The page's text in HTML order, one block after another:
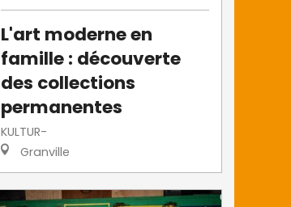
L'art moderne en
famille : découverte
des collections
permanentes
KULTUR-
Granville